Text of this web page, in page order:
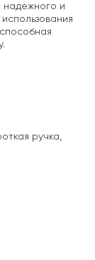
надежного и
ручка,